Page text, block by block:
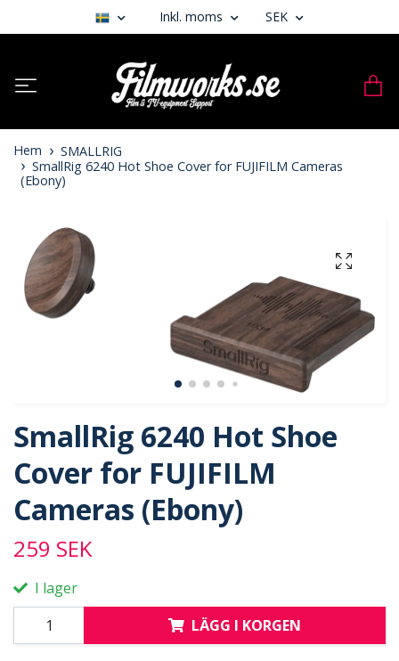
Inkl. moms SEK
Hem
SMALLRIG
SmallRig 6240 Hot Shoe Cover for FUJIFILM Cameras
(Ebony)
SmallRig 6240 Hot Shoe
Cover for FUJIFILM
Cameras (Ebony)
259 SEK
I lager
LÄGG I KORGEN